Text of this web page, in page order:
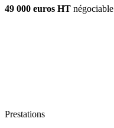
49 000 euros HT négociable
Prestations